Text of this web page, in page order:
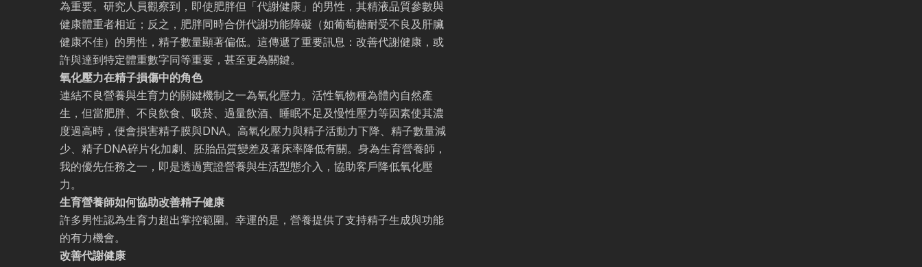
為重要。研究人員觀察到，即使肥胖但「代謝健康」的男性，其精液品質參數與
健康體重者相近；反之，肥胖同時合併代謝功能障礙（如葡萄糖耐受不良及肝臟
健康不佳）的男性，精子數量顯著偏低。這傳遞了重要訊息：改善代謝健康，或
許與達到特定體重數字同等重要，甚至更為關鍵。
氧化壓力在精子損傷中的角色
連結不良營養與生育力的關鍵機制之一為氧化壓力。活性氧物種為體內自然產
生，但當肥胖、不良飲食、吸菸、過量飲酒、睡眠不足及慢性壓力等因素使其濃
度過高時，便會損害精子膜與DNA。高氧化壓力與精子活動力下降、精子數量減
少、精子DNA碎片化加劇、胚胎品質變差及著床率降低有關。身為生育營養師，
我的優先任務之一，即是透過實證營養與生活型態介入，協助客戶降低氧化壓
力。
生育營養師如何協助改善精子健康
許多男性認為生育力超出掌控範圍。幸運的是，營養提供了支持精子生成與功能
的有力機會。
改善代謝健康